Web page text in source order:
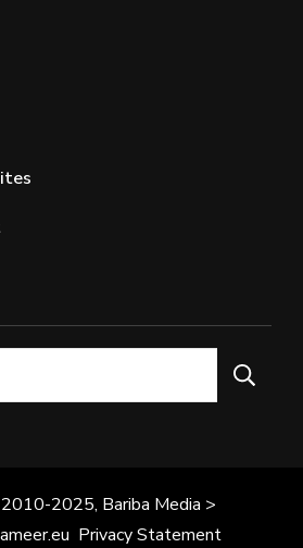
2025, Bariba Media >
Privacy Statement